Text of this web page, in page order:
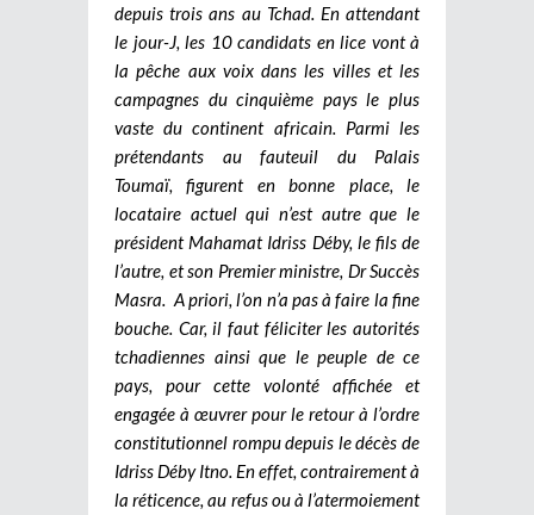
depuis trois ans au Tchad. En attendant
le jour-J, les 10 candidats en lice vont à
la pêche aux voix dans les villes et les
campagnes du cinquième pays le plus
vaste du continent africain. Parmi les
prétendants au fauteuil du Palais
Toumaï, figurent en bonne place, le
locataire actuel qui n’est autre que le
président Mahamat Idriss Déby, le fils de
l’autre, et son Premier ministre, Dr Succès
Masra. A priori, l’on n’a pas à faire la fine
bouche. Car, il faut féliciter les autorités
tchadiennes ainsi que le peuple de ce
pays, pour cette volonté affichée et
engagée à œuvrer pour le retour à l’ordre
constitutionnel rompu depuis le décès de
Idriss Déby Itno. En effet, contrairement à
la réticence, au refus ou à l’atermoiement